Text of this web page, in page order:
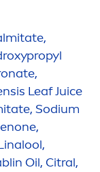
xypropyl
ate,
Leaf Juice
Sodium
Oil, Citral,